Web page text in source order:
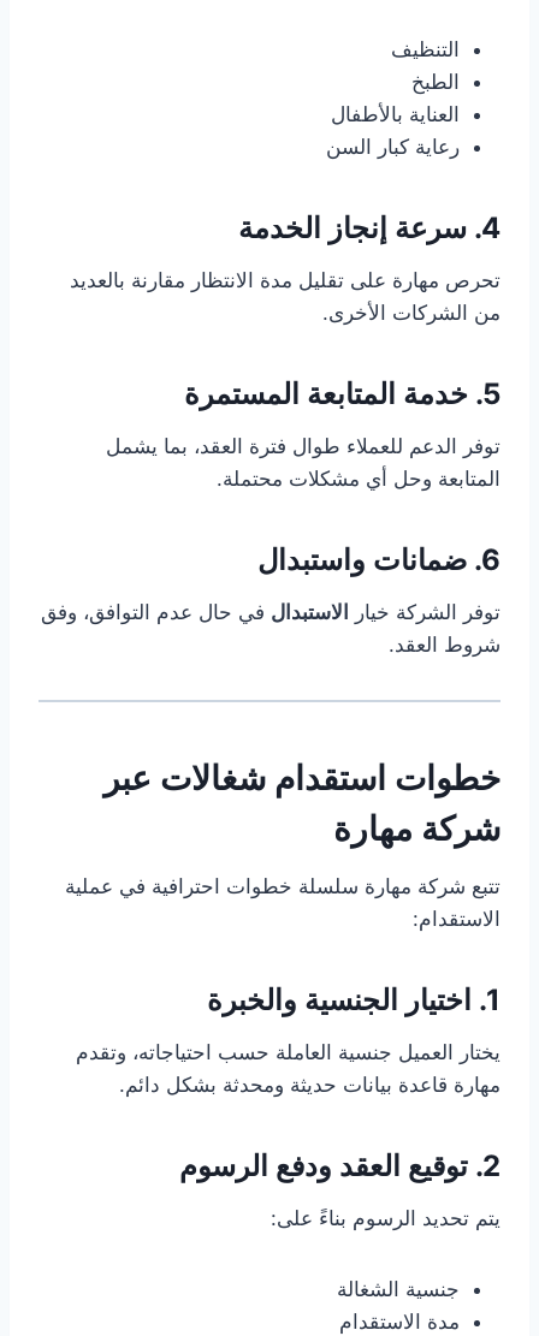
التنظيف
الطبخ
العناية بالأطفال
رعاية كبار السن
4. سرعة إنجاز الخدمة
تحرص مهارة على تقليل مدة الانتظار مقارنة بالعديد
من الشركات الأخرى.
5. خدمة المتابعة المستمرة
توفر الدعم للعملاء طوال فترة العقد، بما يشمل
المتابعة وحل أي مشكلات محتملة.
6. ضمانات واستبدال
توفر الشركة خيار الاستبدال في حال عدم التوافق، وفق
شروط العقد.
خطوات استقدام شغالات عبر
شركة مهارة
تتبع شركة مهارة سلسلة خطوات احترافية في عملية
الاستقدام:
1. اختيار الجنسية والخبرة
يختار العميل جنسية العاملة حسب احتياجاته، وتقدم
مهارة قاعدة بيانات حديثة ومحدثة بشكل دائم.
2. توقيع العقد ودفع الرسوم
يتم تحديد الرسوم بناءً على:
جنسية الشغالة
مدة الاستقدام